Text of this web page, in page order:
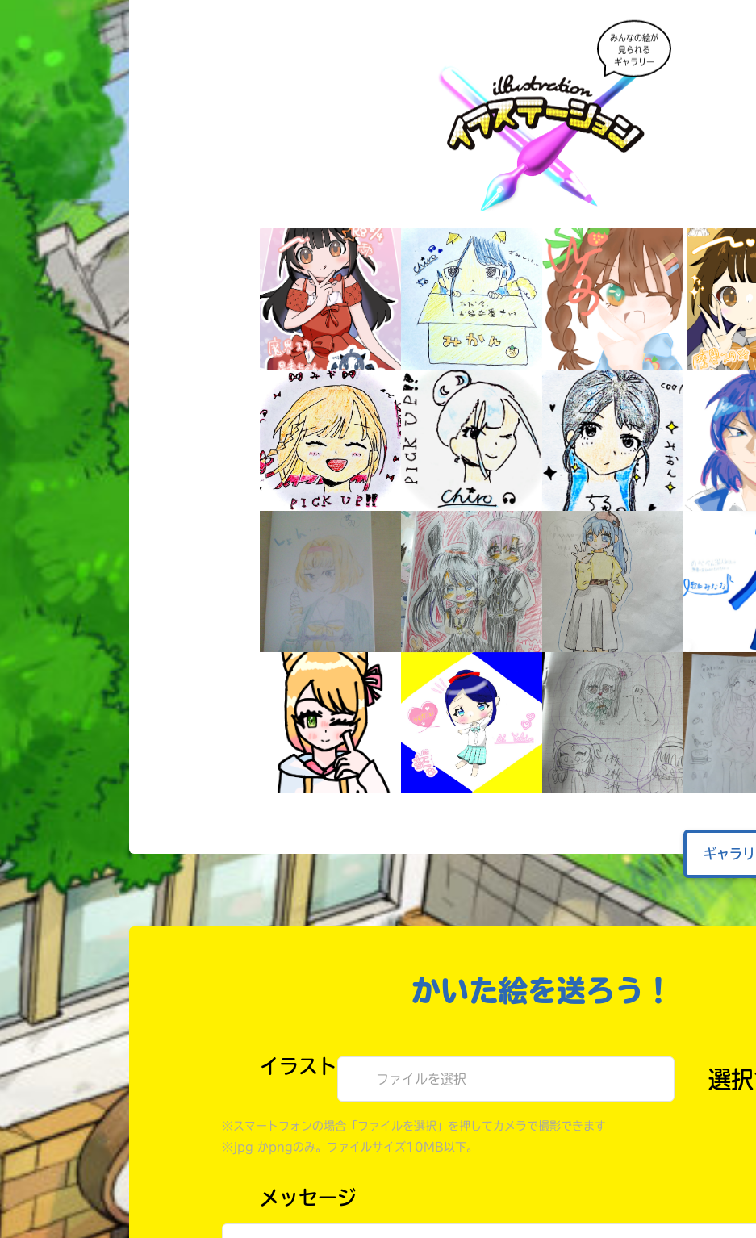
Loading.. .
書店に届いた
みんなからのお手紙が
読める
キーワードから探す
オフィシャルアカウント
SNSでシェアする
みんなの絵が
見られる
ギャラリー
ギャラ
かいた絵を送ろう！
イラスト
ファイルを選択
※スマートフォンの場合「ファイルを選択」を押してカメラで撮影できます
※jpg かpngのみ。ファイルサイズ10MB以下。
メッセージ
い
い
え
入
力
内
容
に
エ
ー
が
あ
る
の
で、
も
う
一
度
確
認
し
て
戻る